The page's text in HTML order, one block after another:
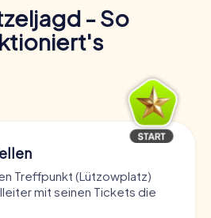
- So
Treffpunkt (Lützowplatz)
mit seinen Tickets die